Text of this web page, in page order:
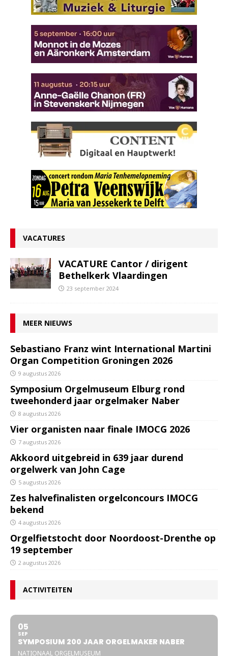
VACATURES
VACATURE Cantor / dirigent
Bethelkerk Vlaardingen
23 september 2024
MEER NIEUWS
Sebastiano Franz wint International Martini
Organ Competition Groningen 2026
9 augustus 2026
Symposium Orgelmuseum Elburg rond
tweehonderd jaar orgelmaker Naber
8 augustus 2026
Vier organisten naar finale IMOCG 2026
7 augustus 2026
Akkoord uitgebreid in 639 jaar durend
orgelwerk van John Cage
5 augustus 2026
Zes halvefinalisten orgelconcours IMOCG
bekend
4 augustus 2026
Orgelfietstocht door Noordoost-Drenthe op
19 september
2 augustus 2026
ACTIVITEITEN
05
SEP
SYMPOSIUM 200 JAAR ORGELMAKER NABER
NATIONAAL ORGELMUSEUM